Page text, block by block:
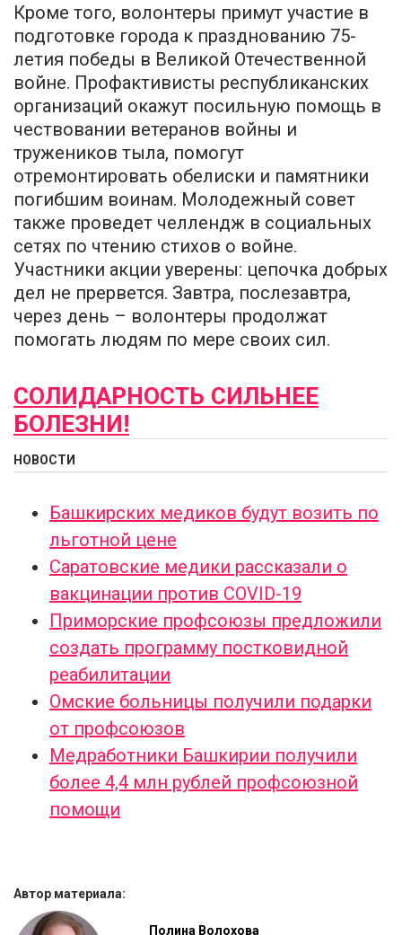
Кроме того, волонтеры примут участие в
подготовке города к празднованию 75-
летия победы в Великой Отечественной
войне. Профактивисты республиканских
организаций окажут посильную помощь в
чествовании ветеранов войны и
тружеников тыла, помогут
отремонтировать обелиски и памятники
погибшим воинам. Молодежный совет
также проведет челлендж в социальных
сетях по чтению стихов о войне.
Участники акции уверены: цепочка добрых
дел не прервется. Завтра, послезавтра,
через день – волонтеры продолжат
помогать людям по мере своих сил.
СОЛИДАРНОСТЬ СИЛЬНЕЕ
БОЛЕЗНИ!
НОВОСТИ
Башкирских медиков будут возить по
льготной цене
Саратовские медики рассказали о
вакцинации против COVID-19
Приморские профсоюзы предложили
создать программу постковидной
реабилитации
Омские больницы получили подарки
от профсоюзов
Медработники Башкирии получили
более 4,4 млн рублей профсоюзной
помощи
Автор материала:
Полина Волохова